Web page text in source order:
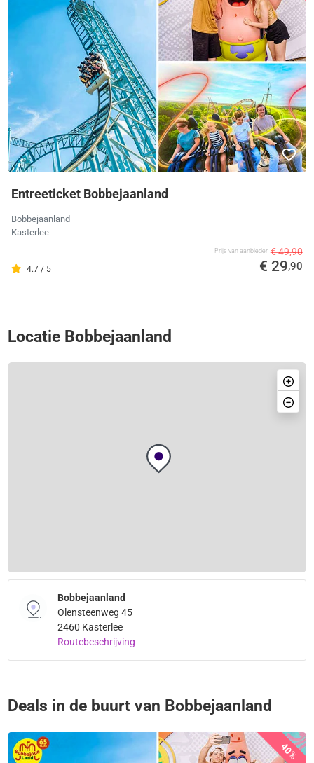
Entreeticket Bobbejaanland
Bobbejaanland
Kasterlee
4.7 / 5
Prijs van aanbieder € 49,90
€ 29,90
Locatie Bobbejaanland
Bobbejaanland
Olensteenweg 45
2460 Kasterlee
Routebeschrijving
Deals in de buurt van Bobbejaanland
40%